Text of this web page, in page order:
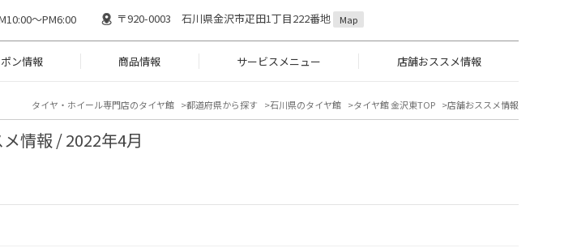
～PM6:00 〒920-0003 石川県金沢市疋田1丁目222番地 Map
ン情報 商品情報 サービスメニュー 店舗おススメ情報
タイヤ・ホイール専門店のタイヤ館 都道府県から探す 石川県のタイヤ館 タイヤ館 金沢東TOP 店舗おススメ情報
情報 / 2022年4月